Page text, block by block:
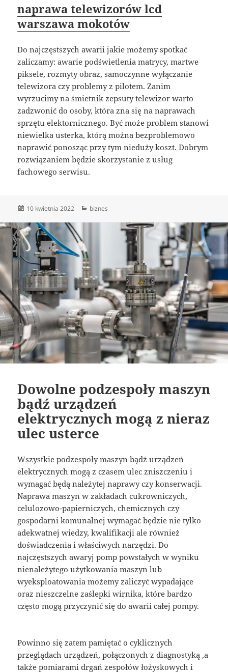
naprawa telewizorów lcd
warszawa mokotów
Do najczęstszych awarii jakie możemy spotkać
zaliczamy: awarie podświetlenia matrycy, martwe
piksele, rozmyty obraz, samoczynne wyłączanie
telewizora czy problemy z pilotem. Zanim
wyrzucimy na śmietnik zepsuty telewizor warto
zadzwonić do osoby, która zna się na naprawach
sprzętu elektornicznego. Być może problem stanowi
niewielka usterka, którą można bezproblemowo
naprawić ponosząc przy tym nieduży koszt. Dobrym
rozwiązaniem będzie skorzystanie z usług
fachowego serwisu.
Data
10 kwietnia 2022 Kategorie
biznes
Dowolne podzespoły maszyn
bądź urządzeń
elektrycznych mogą z nieraz
ulec usterce
Wszystkie podzespoły maszyn bądź urządzeń
elektrycznych mogą z czasem ulec zniszczeniu i
wymagać będą należytej naprawy czy konserwacji.
Naprawa maszyn w zakładach cukrowniczych,
celulozowo-papierniczych, chemicznych czy
gospodarni komunalnej wymagać będzie nie tylko
adekwatnej wiedzy, kwalifikacji ale również
doświadczenia i właściwych narzędzi. Do
najczęstszych awaryj pomp powstałych w wyniku
nienależytego użytkowania maszyn lub
wyeksploatowania możemy zaliczyć wypadające
oraz nieszczelne zaślepki wirnika, które bardzo
często mogą przyczynić się do awarii całej pompy.
Powinno się zatem pamiętać o cyklicznych
przeglądach urządzeń, połączonych z diagnostyką ,a
także pomiarami drgań zespołów łożyskowych i